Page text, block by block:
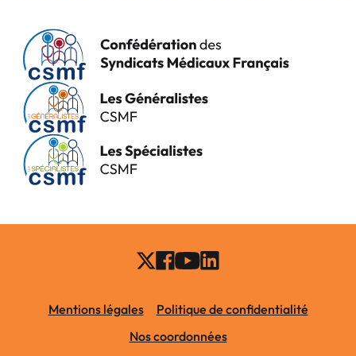
Mentions légales
Politique de confidentialité
Nos coordonnées